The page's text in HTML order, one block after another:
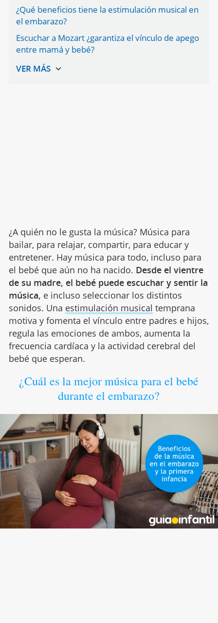
¿Qué beneficios tiene la estimulación musical en
el embarazo?
Escuchar a Mozart ¿garantiza el vínculo de apego
entre mamá y bebé?
¿A quién no le gusta la música? Música para
bailar, para relajar, compartir, para educar y
entretener. Hay música para todo, incluso para
el bebé que aún no ha nacido. Desde el vientre
de su madre, el bebé puede escuchar y sentir la
música, e incluso seleccionar los distintos
sonidos. Una estimulación musical temprana
motiva y fomenta el vínculo entre padres e hijos,
regula las emociones de ambos, aumenta la
frecuencia cardíaca y la actividad cerebral del
bebé que esperan.
¿Cuál es la mejor música para el bebé
durante el embarazo?